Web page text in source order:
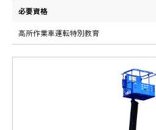
必要資格
高所作業車運転特別教育